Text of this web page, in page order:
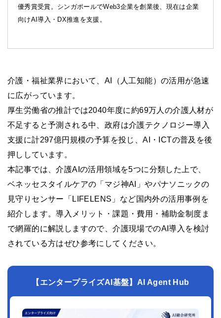
優秀賞受賞。シンガポールでWeb3企業を創業後、現在は企業
向けAI導入・DX推進を支援。
介護・福祉業界において、AI（人工知能）の活用が急速
に広がっています。
厚生労働省の推計では2040年度に約69万人の介護人材が
不足すると予測される中、政府は介護テクノロジー導入
支援に計297億円規模の予算を投じ、AI・ICTの普及を後
押ししています。
本記事では、介護AIの活用領域を5つに分類した上で、
ベネッセスタイルケアの「マジ神AI」やパナソニックの
見守りセンサー「LIFELENS」など国内外の活用事例を
紹介します。導入メリット・課題・費用・補助金制度ま
で網羅的に解説しますので、介護現場でのAI導入を検討
されている方はぜひ参考にしてください。
【エンタープライズAI基盤】AI Agent Hub